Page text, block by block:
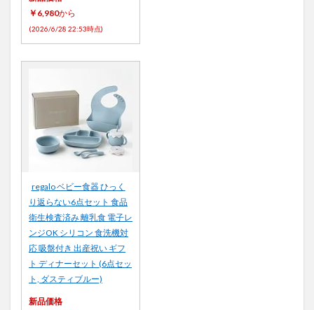
￥6,980から
(2026/6/28 22:53時点)
regalo ベビー食器 ひっく
り返らない6点セット 食品
衛生検査済み 離乳食 電子レ
ンジOK シリコン 食洗機対
応 吸盤付き 出産祝い ギフ
ト ディナーセット (6点セッ
ト, ダスティブルー)
新品価格